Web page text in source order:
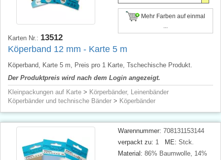
Mehr Farben auf einmal
Karten Nr.: 13512
Köperband 12 mm - Karte 5 m
Köperband, Karte 5 m, Preis pro 1 Karte, Tschechische Produkt.
Der Produktpreis wird nach dem Login angezeigt.
Kleinpackungen auf Karte > Körperbänder, Leinenbänder
Köperbänder und technische Bänder > Köperbänder
Warennummer: 708131153144
verpackt zu: 1 ME: Stck.
Material: 86% Baumwolle, 14%